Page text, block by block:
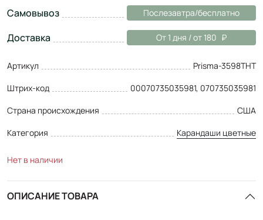
Самовывоз Послезавтра/бесплатно
Доставка От 1 дня / от 180
Артикул
Prisma-3598THT
Штрих-код
00070735035981, 070735035981
Страна происхождения
США
Категория
Карандаши цветные
Нет в наличии
ОПИСАНИЕ ТОВАРА